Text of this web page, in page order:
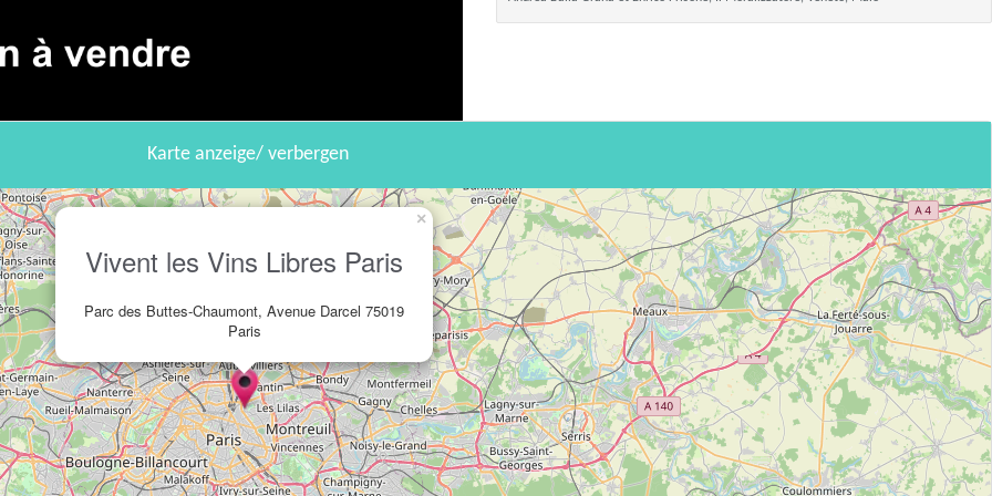
Karte anzeige/ verbergen
Vivent les Vins Libres Paris
Parc des Buttes-Chaumont, Avenue Darcel 75019
Paris
×